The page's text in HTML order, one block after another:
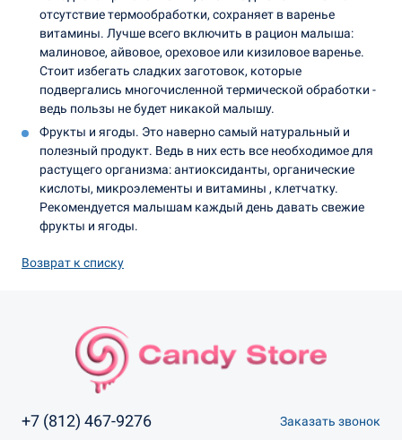
отсутствие термообработки, сохраняет в варенье
витамины. Лучше всего включить в рацион малыша:
малиновое, айвовое, ореховое или кизиловое варенье.
Стоит избегать сладких заготовок, которые
подвергались многочисленной термической обработки -
ведь пользы не будет никакой малышу.
Фрукты и ягоды. Это наверно самый натуральный и
полезный продукт. Ведь в них есть все необходимое для
растущего организма: антиоксиданты, органические
кислоты, микроэлементы и витамины , клетчатку.
Рекомендуется малышам каждый день давать свежие
фрукты и ягоды.
Возврат к списку
+7 (812) 467-9276 Заказать звонок